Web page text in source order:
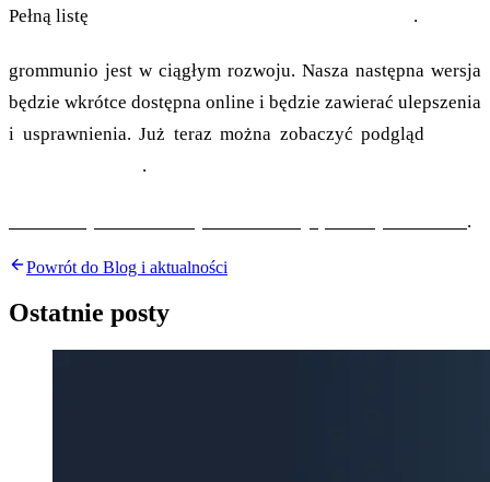
Pełną listę .
grommunio jest w ciągłym rozwoju. Nasza następna wersja
będzie wkrótce dostępna online i będzie zawierać ulepszenia
i usprawnienia. Już teraz można zobaczyć podgląd
.
.
Powrót do Blog i aktualności
Ostatnie posty